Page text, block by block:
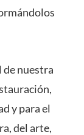
nuestra
y para el
del arte,